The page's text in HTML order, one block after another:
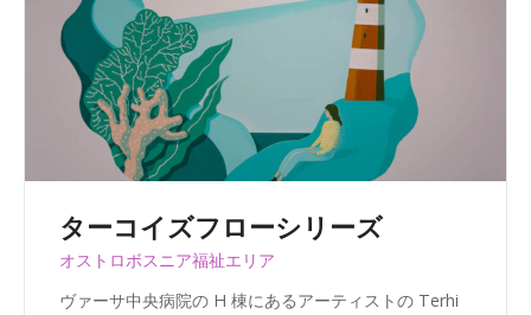
ターコイズフローシリーズ
オストロボスニア福祉エリア
ヴァーサ中央病院の H 棟にあるアーティストの Terhi